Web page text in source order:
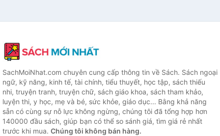
SachMoiNhat.com chuyên cung cấp thông tin về Sách. Sách ngoại
ngữ, kỹ năng, kinh tế, tài chính, tiểu thuyết, học tập, sách thiếu
nhi, truyện tranh, truyện chữ, sách giáo khoa, sách tham khảo,
luyện thi, y học, mẹ và bé, sức khỏe, giáo dục... Bằng khả năng
sẵn có cùng sự nỗ lực không ngừng, chúng tôi đã tổng hợp hơn
140000 đầu sách, giúp bạn có thể so sánh giá, tìm giá rẻ nhất
trước khi mua. Chúng tôi không bán hàng.